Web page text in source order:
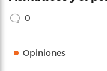
0
Opiniones